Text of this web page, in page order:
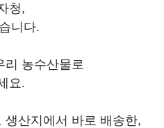
청,
니다.
리 농수산물로
요.
산지에서 바로 배송한,